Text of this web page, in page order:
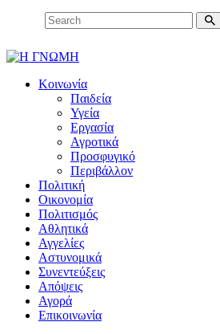
Κοινωνία
Παιδεία
Υγεία
Εργασία
Αγροτικά
Προσφυγικό
Περιβάλλον
Πολιτική
Οικονομία
Πολιτισμός
Αθλητικά
Αγγελίες
Αστυνομικά
Συνεντεύξεις
Απόψεις
Αγορά
Επικοινωνία